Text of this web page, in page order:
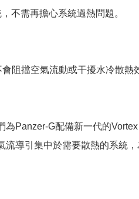
不需再擔心系統過熱問題。
阻擋空氣流動或干擾水冷散熱
Panzer-G配備新一代的
流導引集中於需要散熱的系統